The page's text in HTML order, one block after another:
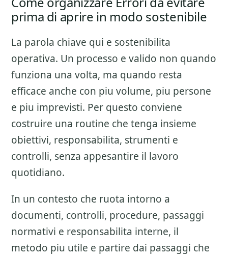
prima di aprire in modo sostenibile
La parola chiave qui e sostenibilita
operativa. Un processo e valido non quando
funziona una volta, ma quando resta
efficace anche con piu volume, piu persone
e piu imprevisti. Per questo conviene
costruire una routine che tenga insieme
obiettivi, responsabilita, strumenti e
controlli, senza appesantire il lavoro
quotidiano.
In un contesto che ruota intorno a
documenti, controlli, procedure, passaggi
normativi e responsabilita interne, il
metodo piu utile e partire dai passaggi che